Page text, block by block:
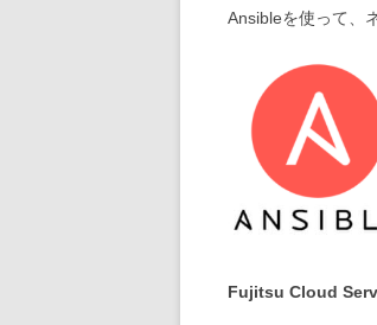
Ansibleを使って、
Fujitsu Cloud